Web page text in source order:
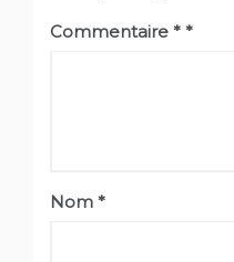
Commentaire *
Nom *